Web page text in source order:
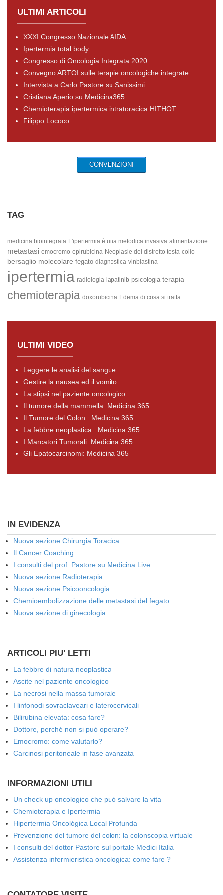
ULTIMI ARTICOLI
XXXI Congresso Nazionale AIDA
Ipertermia total body
Congresso di Oncologia Integrata 2020
Convegno ARTOI sulle terapie oncologiche integrate
Intervista a Carlo Pastore su Sanissimi
Cristiana Aperio su Medicina365
Chemioterapia ipertermica intratoracica HITHOT
Filippo Lococo
CONVENZIONI
TAG
medicina biointegrata L'ipertermia è una metodica invasiva alimentazione
metastasi emocromo epirubicina Neoplasie del distretto testa-collo
bersaglio molecolare fegato diagnostica vinblastina
ipertermia radiologia lapatinib psicologia terapia
chemioterapia doxorubicina Edema di cosa si tratta
ULTIMI VIDEO
Leggere le analisi del sangue
Gestire la nausea ed il vomito
La stipsi nel paziente oncologico
Il tumore della mammella: Medicina 365
Il Tumore del Colon : Medicina 365
La febbre neoplastica : Medicina 365
I Marcatori Tumorali: Medicina 365
Gli Epatocarcinomi: Medicina 365
IN EVIDENZA
Nuova sezione Chirurgia Toracica
Il Cancer Coaching
I consulti del prof. Pastore su Medicina Live
Nuova sezione Radioterapia
Nuova sezione Psicooncologia
Chemioembolizzazione delle metastasi del fegato
Nuova sezione di ginecologia
ARTICOLI PIU' LETTI
La febbre di natura neoplastica
Ascite nel paziente oncologico
La necrosi nella massa tumorale
I linfonodi sovraclaveari e laterocervicali
Bilirubina elevata: cosa fare?
Dottore, perché non si può operare?
Emocromo: come valutarlo?
Carcinosi peritoneale in fase avanzata
INFORMAZIONI UTILI
Un check up oncologico che può salvare la vita
Chemioterapia e Ipertermia
Hipertermia Oncológica Local Profunda
Prevenzione del tumore del colon: la colonscopia virtuale
I consulti del dottor Pastore sul portale Medici Italia
Assistenza infermieristica oncologica: come fare ?